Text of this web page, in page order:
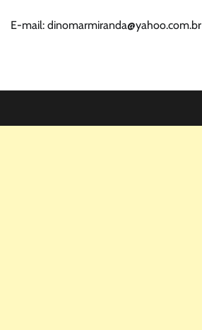
E-mail: dinomarmiranda@yahoo.com.br